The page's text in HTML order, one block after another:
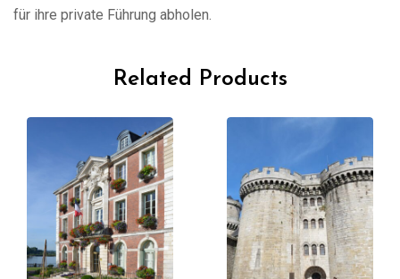
für ihre private Führung abholen.
Related Products